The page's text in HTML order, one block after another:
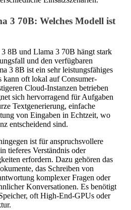
3 70B: Welches Modell ist
8B und Llama 3 70B hängt stark
und den verfügbaren
3 8B ist ein sehr leistungsfähiges
kann oft lokal auf Consumer-
Cloud-Instanzen betrieben
sich hervorragend für Aufgaben
Textgenerierung, einfache
von Eingaben in Echtzeit, wo
entscheidend sind.
ist für anspruchsvollere
tieferes Verständnis oder
erfordern. Dazu gehören das
das Schreiben von
komplexer Fragen oder
Konversationen. Es benötigt
oft High-End-GPUs oder